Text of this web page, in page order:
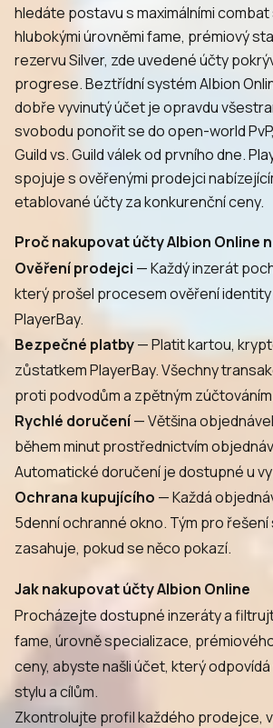
hledáte postavu s maximálními
hlubokými úrovněmi fame, prémiový
rezervu Silver, zde uvedené účty
progrese. Beztřídní systém Albion
dobře vyvinutý účet je opravdu
svobodu ponořit se do open-world
Guild vs. Guild válek od prvního dne.
spojuje s ověřenými prodejci
etablované účty za konkurenční ceny.
Proč nakupovat účty Albion Online
Ověření prodejci — Každý inzerát
který prošel procesem ověření
PlayerBay.
Bezpečné platby— Platit kartou,
zůstatkem PlayerBay. Všechny
proti podvodům a zpětným
Rychlé doručení— Většina
během minut prostřednictvím
Automatické doručení je dostupné u
Ochrana kupujícího — Každá
5denní ochranné okno. Tým pro
zasahuje, pokud se něco pokazí.
Jak nakupovat účty Albion Online
Procházejte dostupné inzeráty a
fame, úrovně specializace,
ceny, abyste našli účet, který
stylu a cílům.
Zkontrolujte profil každého prodejce,